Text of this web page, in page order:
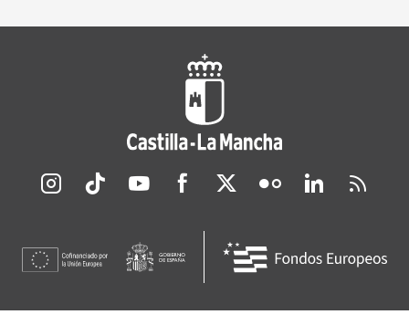
Redes sociales JCCM